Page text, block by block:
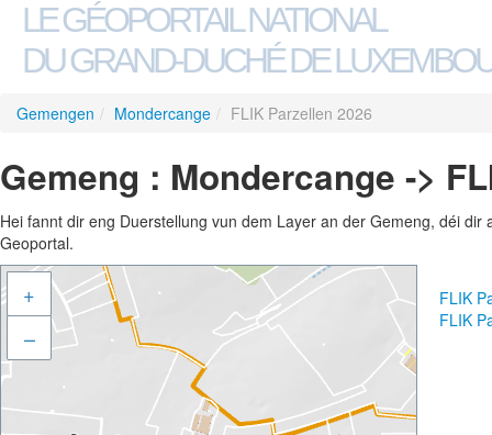
LE GÉOPORTAIL NATIONAL
DU GRAND-DUCHÉ DE
Gemengen / Mondercange / FLIK Parzellen 2026
Gemeng : Mondercange ->
Hei fannt dir eng Duerstellung vun dem Layer an der Gemeng, déi
Geoportal.
+
–
FLIK
FLIK